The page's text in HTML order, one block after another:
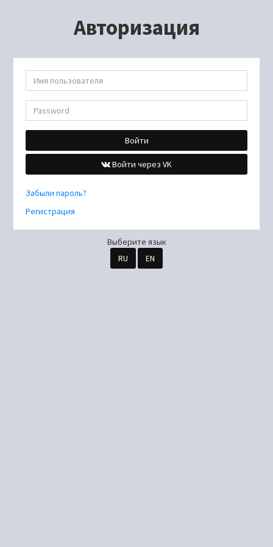
Авторизация
Войти
Войти через VK
Забыли пароль?
Регистрация
Выберите язык